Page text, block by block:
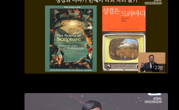
23분